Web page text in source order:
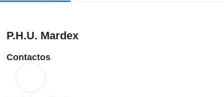
P.H.U. Mardex
Contactos